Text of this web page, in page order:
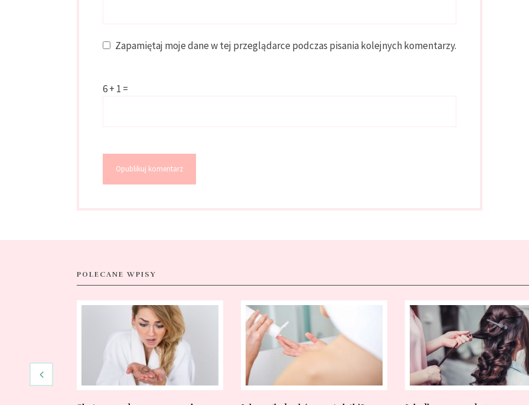
Zapamiętaj moje dane w tej przeglądarce podczas pisania kolejnych komentarzy.
6 + 1 =
POLECANE WPISY